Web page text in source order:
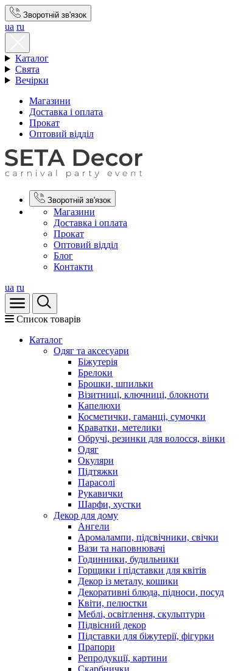
Зворотній зв'язок
ua ru
Каталог
Свята
Вечірки
Магазини
Доставка і оплата
Прокат
Оптовий відділ
Зворотній зв'язок
Магазини
Доставка і оплата
Прокат
Оптовий відділ
Блог
Контакти
ua ru
Список товарів
Каталог
Oдяг та аксесуари
Біжутерія
Брелоки
Брошки, шпильки
Візитниці, ключниці, блокноти
Капелюхи
Косметички, гаманці, сумочки
Краватки, метелики
Обручі, резинки для волосся, вінки
Одяг
Окуляри
Підтяжки
Парасолі
Рукавички
Шарфи, хустки
Декор для дому
Ангели
Аромалампи, підсвічники, свічки
Вази та наповнювачі
Годинники, будильники
Горщики і підставки для квітів
Декор із металу, кошики
Декоративні блюда, підноси, посуд
Квіти, пелюстки
Меблі, освітлення, скульптури
Підвісний декор
Підставки для біжутерії, фігурки
Прапори
Репродукції, картини
Скарбнички